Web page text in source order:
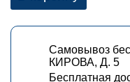
Самовывоз
КИРОВА, Д. 5
Бесплатная